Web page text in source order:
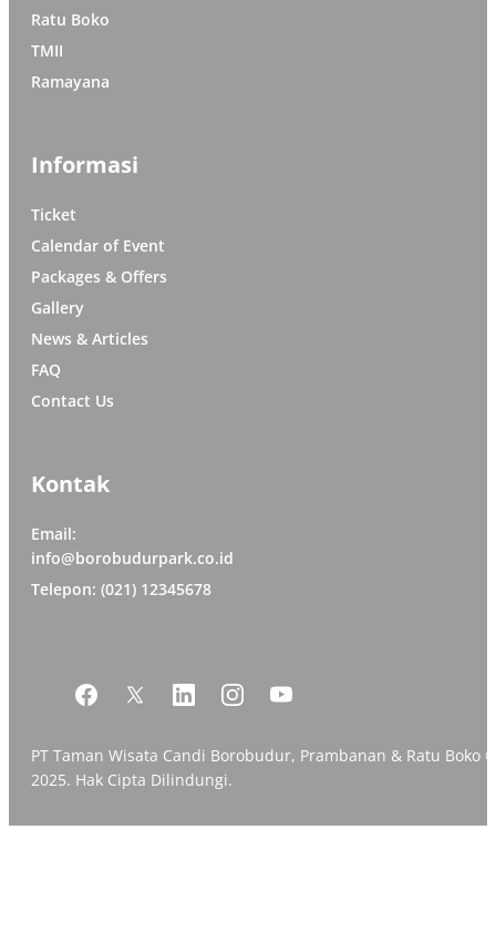
Ratu Boko
TMII
Ramayana
Informasi
Ticket
Calendar of Event
Packages & Offers
Gallery
News & Articles
FAQ
Contact Us
Kontak
Email:
info@borobudurpark.co.id
Telepon: (021) 12345678
PT Taman Wisata Candi Borobudur, Prambanan & Ratu Boko
2025. Hak Cipta Dilindungi.